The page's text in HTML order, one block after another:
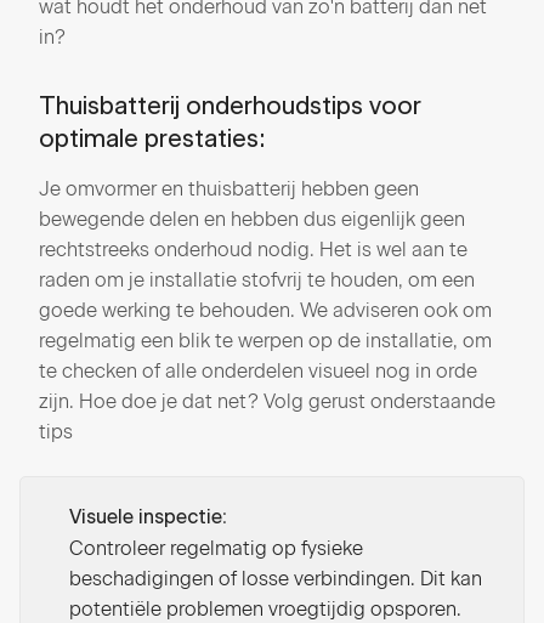
wat houdt het onderhoud van zo'n batterij dan net
in?
Thuisbatterij onderhoudstips voor
optimale prestaties:
Je omvormer en thuisbatterij hebben geen
bewegende delen en hebben dus eigenlijk geen
rechtstreeks onderhoud nodig. Het is wel aan te
raden om je installatie stofvrij te houden, om een
goede werking te behouden. We adviseren ook om
regelmatig een blik te werpen op de installatie, om
te checken of alle onderdelen visueel nog in orde
zijn. Hoe doe je dat net? Volg gerust onderstaande
tips
Visuele inspectie:
Controleer regelmatig op fysieke
beschadigingen of losse verbindingen. Dit kan
potentiële problemen vroegtijdig opsporen.